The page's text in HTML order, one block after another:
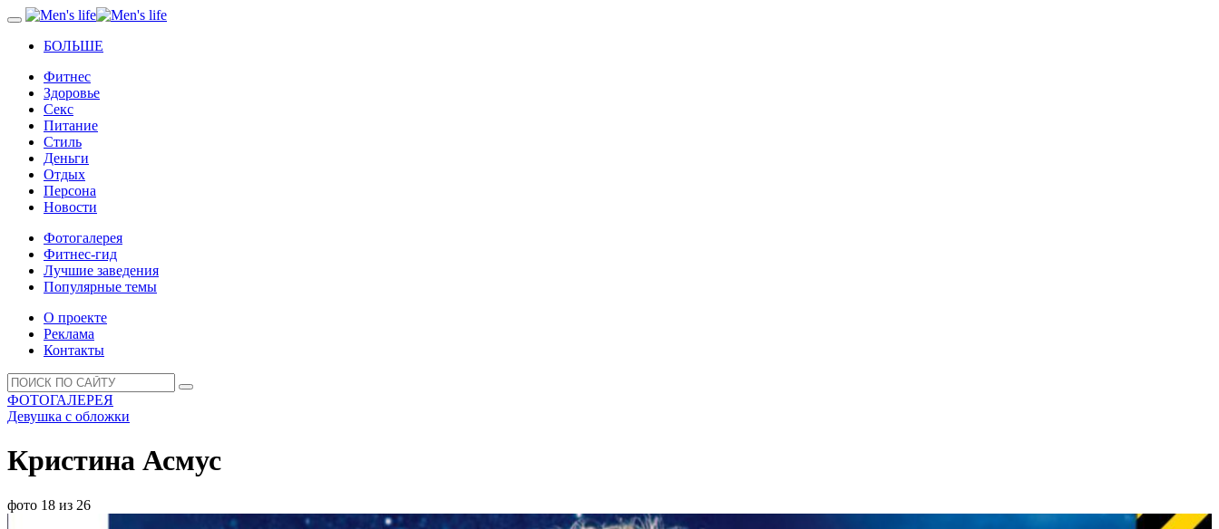
БОЛЬШЕ
Фитнес
Здоровье
Секс
Питание
Стиль
Деньги
Отдых
Персона
Новости
Фотогалерея
Фитнес-гид
Лучшие заведения
Популярные темы
О проекте
Реклама
Контакты
ФОТОГАЛЕРЕЯ
Девушка с обложки
Кристина Асмус
фото 18 из 26